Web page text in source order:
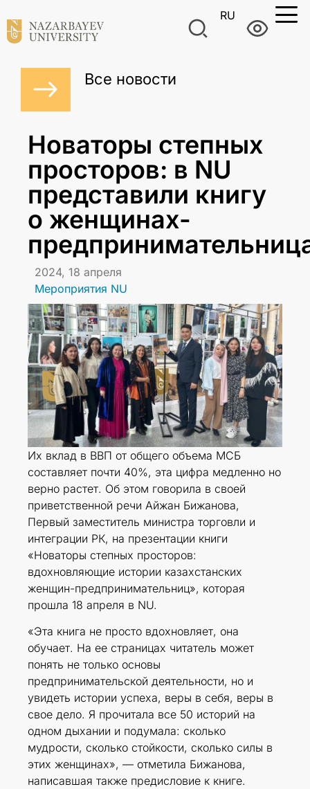
RU
Все новости
Новаторы степных
просторов: в NU
представили книгу
о женщинах-
2024, 18 апреля
Мероприятия NU
Их вклад в ВВП от общего объема МСБ
составляет почти 40%, эта цифра медленно но
верно растет. Об этом говорила в своей
приветственной речи Айжан Бижанова,
Первый заместитель министра торговли и
интеграции РК, на презентации книги
«Новаторы степных просторов:
вдохновляющие истории казахстанских
женщин-предпринимательниц», которая
прошла 18 апреля в NU.
«Эта книга не просто вдохновляет, она
обучает. На ее страницах читатель может
понять не только основы
предпринимательской деятельности, но и
увидеть истории успеха, веры в себя, веры в
свое дело. Я прочитала все 50 историй на
одном дыхании и подумала: сколько
мудрости, сколько стойкости, сколько силы в
этих женщинах», — отметила Бижанова,
написавшая также предисловие к книге.